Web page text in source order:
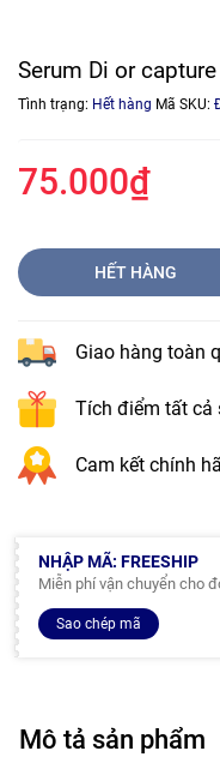
Serum Di or
Tình trạng: Hết hàng Mã SKU:
75.000₫
HẾT HÀNG
Giao hàng toàn
Tích điểm tất cả
Cam kết chính
NHẬP MÃ: FREESHIP
Miễn phí vận chuyển cho
Sao chép mã
Mô tả sản phẩm